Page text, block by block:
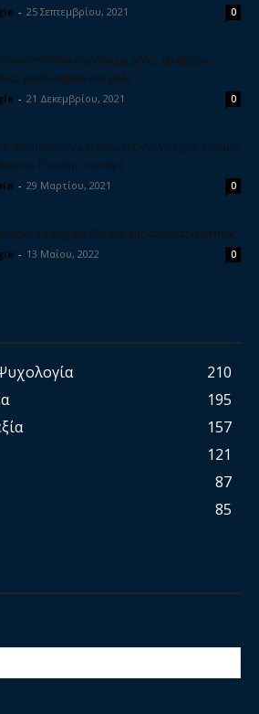
- 25 Σεπτεμβρίου, 2021 0
σαλάτα με ρόδι, γραβιέρα,
μπαλσάμικο και μέλι
- 21 Δεκεμβρίου, 2021 0
σπιτικούς ηλεκτρολύτες για να έχεις δύναμη
Εύκολη συνταγή
- 29 Μαρτίου, 2021 0
το ισχυρό βότανο της αιώνιας νεότητας
- 13 Μαΐου, 2022 0
210
195
157
121
87
85